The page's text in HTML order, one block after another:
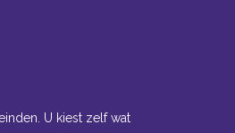
U kiest zelf wat